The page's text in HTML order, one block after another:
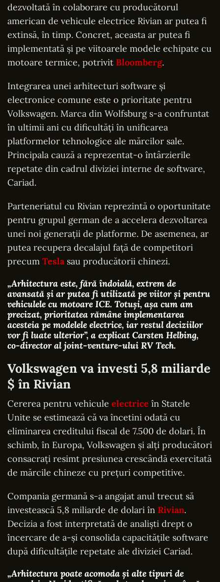
dezvoltată în colaborare cu producătorul
american de vehicule electrice Rivian ar putea fi
extinsă, în timp. Concret, aceasta ar putea fi
implementată și pe viitoarele modele echipate cu
motoare termice, potrivit Bloomberg.
Integrarea unei arhitecturi software și
electronice comune este o prioritate pentru
Volkswagen. Marca din Wolfsburg s-a confruntat
în ultimii ani cu dificultăți în unificarea
platformelor tehnologice ale mărcilor sale.
Principala cauză a reprezentat-o întârzierile
repetate din cadrul diviziei interne de software,
Cariad.
Parteneriatul cu Rivian reprezintă o oportunitate
pentru grupul german de a accelera dezvoltarea
unei noi generații de platforme. De asemenea, ar
putea recupera decalajul față de competitori
precum Teslasau producătorii chinezi.
„Arhitectura este, fără îndoială, extrem de
avansată și ar putea fi utilizată pe viitor și pentru
vehiculele cu motoare ICE. Totuși, așa cum am
precizat, prioritatea rămâne implementarea
acesteia pe modelele electrice, iar restul deciziilor
vor fi luate ulterior”, a explicat Carsten Helbing,
co-director al joint-venture-ului RV Tech.
Volkswagen va investi 5,8 miliarde
$ în Rivian
Cererea pentru vehicule electrice în Statele
Unite se estimează că va încetini odată cu
eliminarea creditului fiscal de 7.500 de dolari. În
schimb, în Europa, Volkswagen și alți producători
consacrați resimt presiunea crescândă exercitată
de mărcile chineze cu prețuri competitive.
Compania germană s-a angajat anul trecut să
investească 5,8 miliarde de dolari în Rivian.
Decizia a fost interpretată de analiști drept o
încercare de a-și consolida capacitățile software
după dificultățile repetate ale diviziei Cariad.
„Arhitectura poate acomoda și alte tipuri de